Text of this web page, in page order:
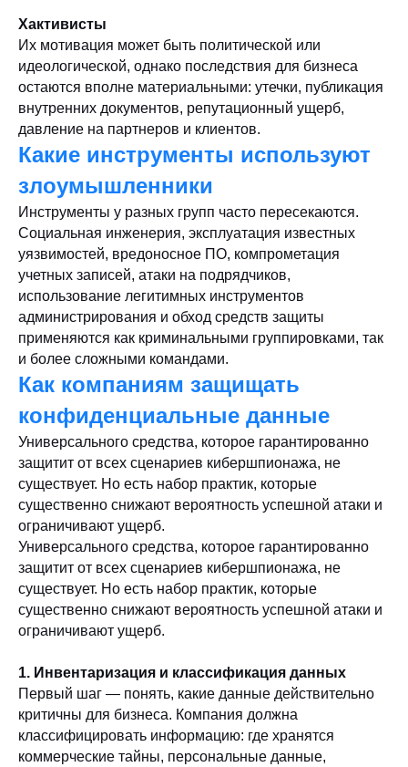
Хактивисты
Их мотивация может быть политической или
идеологической, однако последствия для бизнеса
остаются вполне материальными: утечки, публикация
внутренних документов, репутационный ущерб,
давление на партнеров и клиентов.
Какие инструменты используют
злоумышленники
Инструменты у разных групп часто пересекаются.
Социальная инженерия, эксплуатация известных
уязвимостей, вредоносное ПО, компрометация
учетных записей, атаки на подрядчиков,
использование легитимных инструментов
администрирования и обход средств защиты
применяются как криминальными группировками, так
и более сложными командами.
Как компаниям защищать
конфиденциальные данные
Универсального средства, которое гарантированно
защитит от всех сценариев кибершпионажа, не
существует. Но есть набор практик, которые
существенно снижают вероятность успешной атаки и
ограничивают ущерб.
Универсального средства, которое гарантированно
защитит от всех сценариев кибершпионажа, не
существует. Но есть набор практик, которые
существенно снижают вероятность успешной атаки и
ограничивают ущерб.
1. Инвентаризация и классификация данных
Первый шаг — понять, какие данные действительно
критичны для бизнеса. Компания должна
классифицировать информацию: где хранятся
коммерческие тайны, персональные данные,